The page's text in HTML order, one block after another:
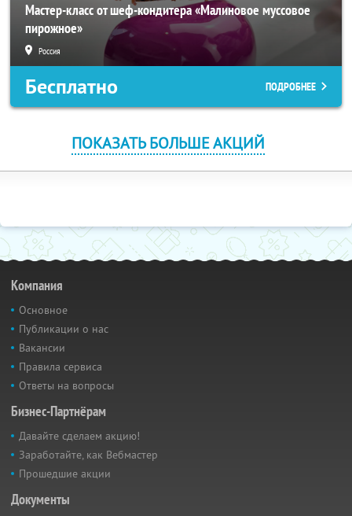
Мастер-класс от шеф-кондитера «Малиновое муссовое
пирожное»
Россия
Бесплатно ПОДРОБНЕЕ
ПОКАЗАТЬ БОЛЬШЕ АКЦИЙ
Компания
Основное
Публикации о нас
Вакансии
Правила сервиса
Ответы на вопросы
Бизнес-Партнёрам
Давайте сделаем акцию!
Заработайте, как Вебмастер
Прошедшие акции
Документы